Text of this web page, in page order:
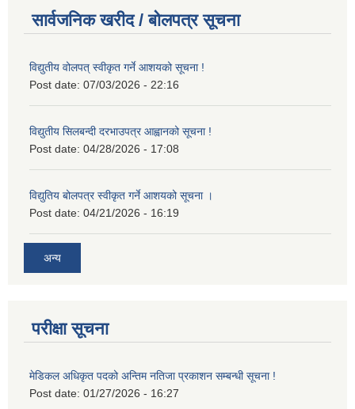
सार्वजनिक खरीद / बोलपत्र सूचना
विद्युतीय वोलपत् स्वीकृत गर्ने आशयको सूचना !
Post date: 07/03/2026 - 22:16
विद्युतीय सिलबन्दी दरभाउपत्र आह्वानको सूचना !
Post date: 04/28/2026 - 17:08
विद्युतिय बोलपत्र स्वीकृत गर्ने आशयको सूचना ।
Post date: 04/21/2026 - 16:19
अन्य
परीक्षा सूचना
मेडिकल अधिकृत पदको अन्तिम नतिजा प्रकाशन सम्बन्धी सूचना !
Post date: 01/27/2026 - 16:27